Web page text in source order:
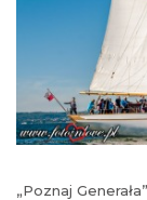
„Poznaj